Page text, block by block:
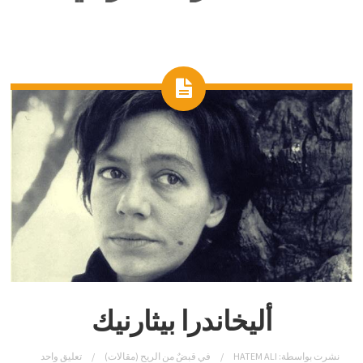
أليخاندرا بيثارنيك
نشرت بواسطة: HATEM ALI في قبضٌ من الريح (مقالات) تعليق واحد